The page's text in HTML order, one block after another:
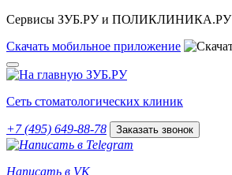
Сервисы ЗУБ.РУ и ПОЛИКЛИНИКА.РУ
Скачать мобильное приложение
Сеть стоматологических клиник
+7 (495) 649-88-78 Заказать звонок
Написать в VK